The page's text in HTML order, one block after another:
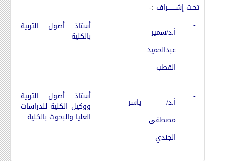
تحـت إشــــــــراف :-
-
أ.د/سمير
عبدالحميد
القطب
أستاذ أصول التربية
بالكلية
-
أ.د/ ياسر
مصطفى
الجندي
أستاذ أصول التربية
ووكيل الكلية للدراسات
العليا والبحوث بالكلية